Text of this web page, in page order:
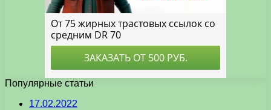
Популярные статьи
17.02.2022